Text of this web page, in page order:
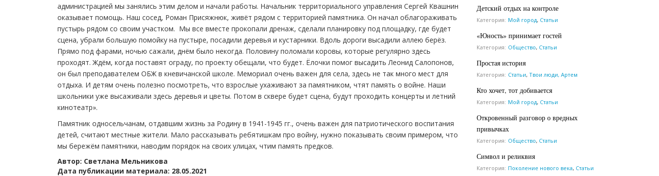
администрацией мы занялись этим делом и начали работы. Начальник территориального управления Сергей Квашнин
оказывает помощь. Наш сосед, Роман Присяжнюк, живёт рядом с территорией памятника. Он начал облагораживать
пустырь рядом со своим участком. Мы все вместе прокопали дренаж, сделали планировку под площадку, где будет
сцена, убрали большую помойку на пустыре, посадили деревья и кустарники. Вдоль дороги высадили аллею берёз.
Прямо под фарами, ночью сажали, днём было некогда. Половину поломали коровы, которые регулярно здесь
проходят. Ждём, когда поставят ограду, по проекту обещали, что будет. Ёлочки помог высадить Леонид Салопонов,
он был преподавателем ОБЖ в кневичанской школе. Мемориал очень важен для села, здесь не так много мест для
отдыха. И детям очень полезно посмотреть, что взрослые ухаживают за памятником, чтят память о войне. Наши
школьники уже высаживали здесь деревья и цветы. Потом в сквере будет сцена, будут проходить концерты и летний
кинотеатр».
Памятник односельчанам, отдавшим жизнь за Родину в 1941-1945 гг., очень важен для патриотического воспитания
детей, считают местные жители. Мало рассказывать ребятишкам про войну, нужно показывать своим примером, что
мы бережём памятники, наводим порядок на своих улицах, чтим память предков.
Автор: Светлана Мельникова
Дата публикации материала: 28.05.2021
Детский отдых на контроле
Категория: Мой город, Статьи
«Юность» принимает гостей
Категория: Общество, Статьи
Простая история
Категория: Статьи, Твои люди, Артем
Кто хочет, тот добивается
Категория: Мой город, Статьи
Откровенный разговор о вредных
привычках
Категория: Общество, Статьи
Символ и реликвия
Категория: Поколение нового века, Статьи